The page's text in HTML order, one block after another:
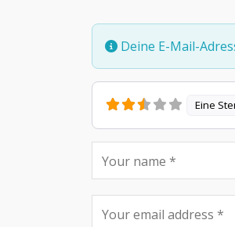
Deine E-Mail-
Eine